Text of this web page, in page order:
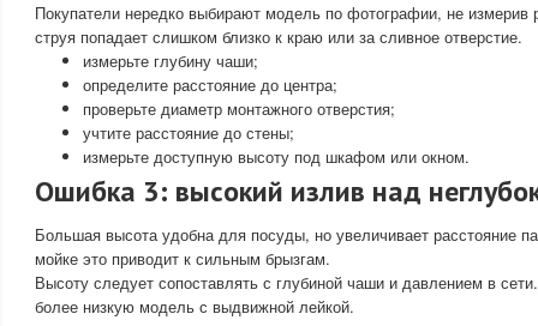
Покупатели нередко выбирают модель по фотографии, не измерив
струя попадает слишком близко к краю или за сливное отверстие.
измерьте глубину чаши;
определите расстояние до центра;
проверьте диаметр монтажного отверстия;
учтите расстояние до стены;
измерьте доступную высоту под шкафом или окном.
Ошибка 3: высокий излив над
Большая высота удобна для посуды, но увеличивает расстояние
мойке это приводит к сильным брызгам.
Высоту следует сопоставлять с глубиной чаши и давлением в
более низкую модель с выдвижной лейкой.